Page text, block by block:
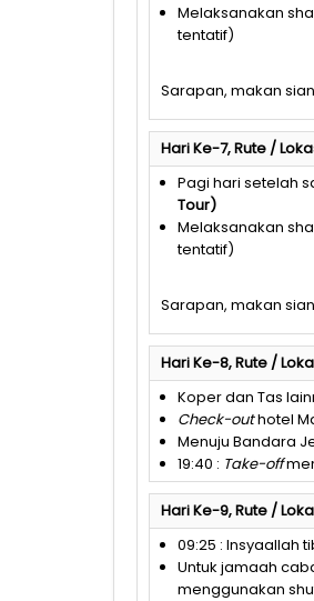
Melaksanakan
tentatif)
Sarapan, makan
Hari Ke-7, Rute /
Pagi hari setelah
Tour)
Melaksanakan
tentatif)
Sarapan, makan
Hari Ke-8, Rute /
Koper dan Tas
Check-outhotel
Menuju Bandara
19:40 : Take-off
Hari Ke-9, Rute /
09:25 : Insyaallah
Untuk jamaah
menggunakan